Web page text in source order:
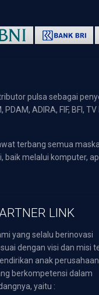
pulsa sebagai
PDAM, ADIRA, FIF,
terbang semua
melalui komputer,
LINK
yang selalu berinovasi
dengan visi dan misi
anak perusahaan
berkompetensi dalam
yaitu :